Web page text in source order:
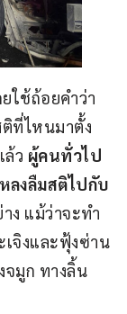
ใช้ถ้อยคำว่า
ติที่ไหนมาตั้ง
ล้ว ผู้คนทั่วไป
ลงลืมสติไปกับ
ง​ แม้ว่าจะทำ
จิงและฟุ้งซ่าน
มูก ทางลิ้น